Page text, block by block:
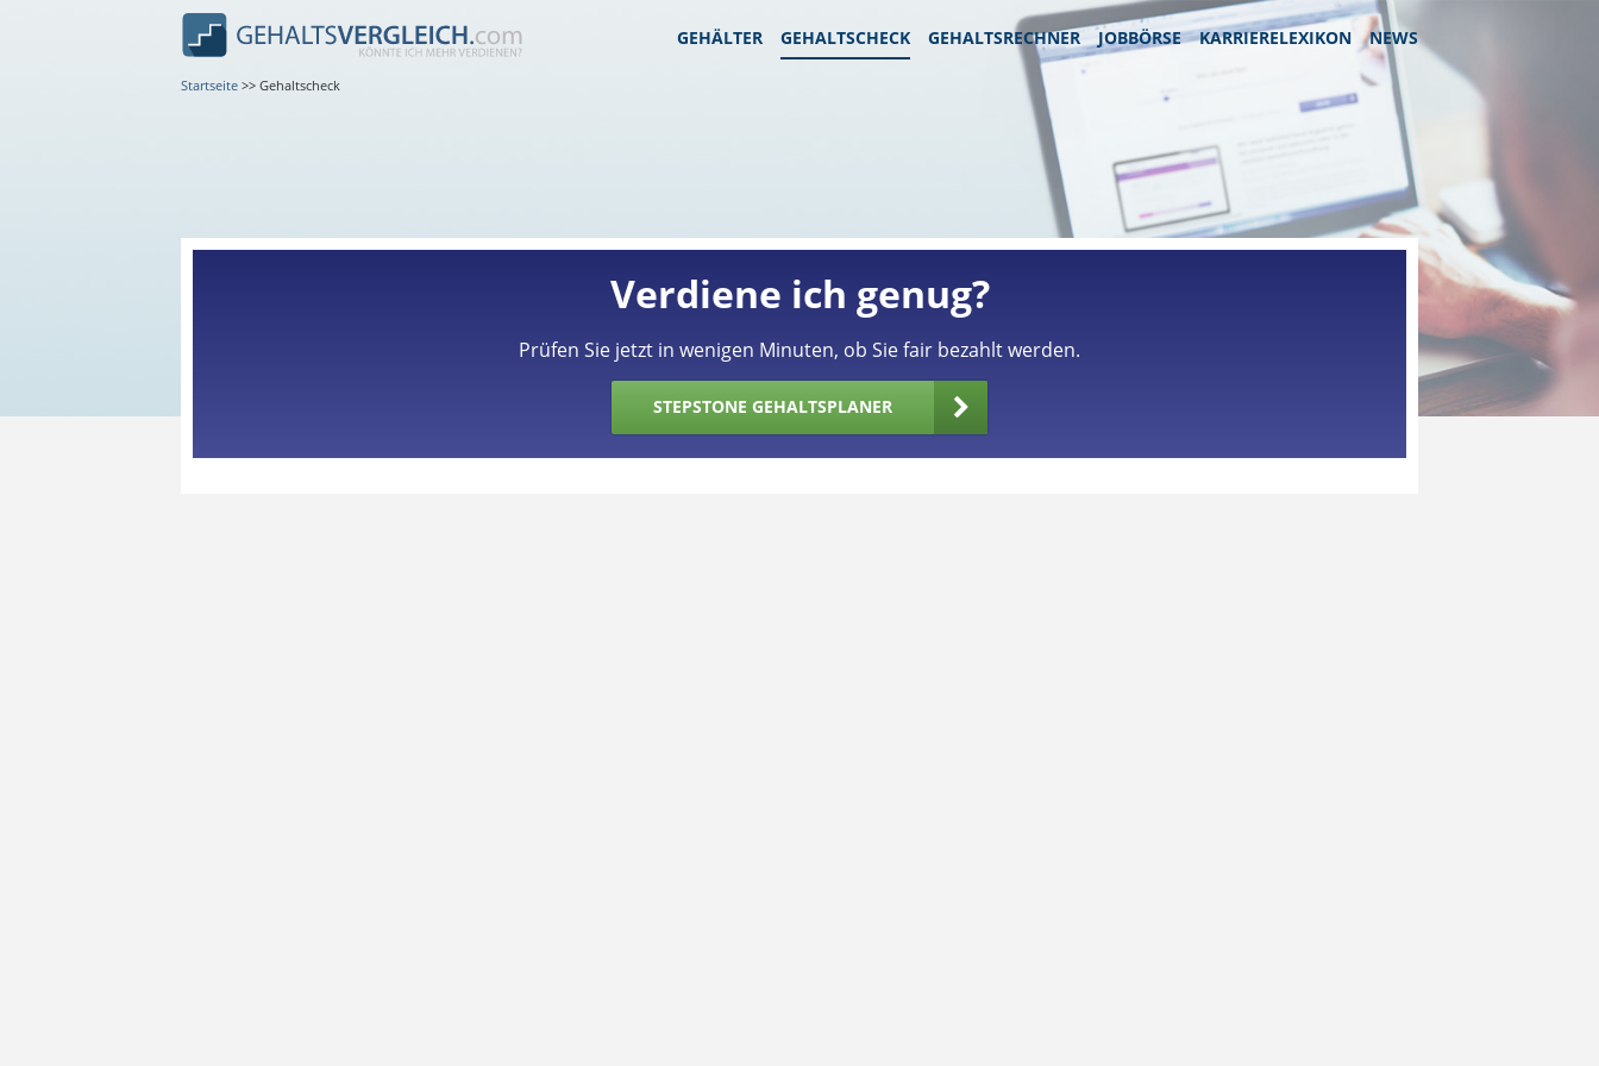
GEHÄLTER GEHALTSCHECK GEHALTSRECHNER JOBBÖRSE KARRIERELEXIKON NEWS
Startseite >> Gehaltscheck
Verdiene ich genug?
Prüfen Sie jetzt in wenigen Minuten, ob Sie fair bezahlt werden.
STEPSTONE GEHALTSPLANER